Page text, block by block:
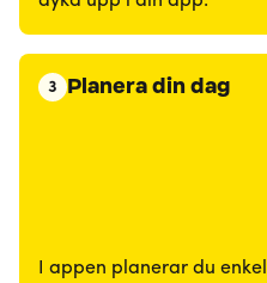
3 Planera din dag
I appen planerar du